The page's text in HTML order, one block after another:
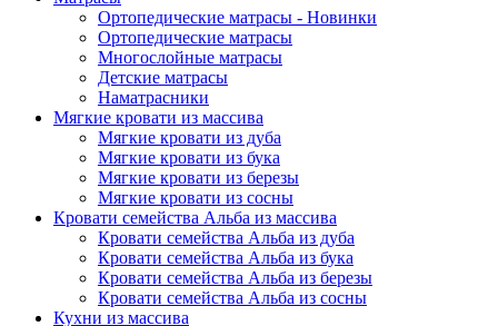
Ортопедические матрасы - Новинки
Ортопедические матрасы
Многослойные матрасы
Детские матрасы
Наматрасники
Мягкие кровати из массива
Мягкие кровати из дуба
Мягкие кровати из бука
Мягкие кровати из березы
Мягкие кровати из сосны
Кровати семейства Альба из массива
Кровати семейства Альба из дуба
Кровати семейства Альба из бука
Кровати семейства Альба из березы
Кровати семейства Альба из сосны
Кухни из массива